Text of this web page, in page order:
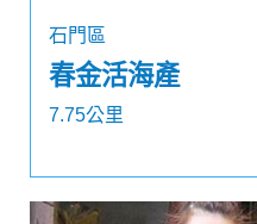
石門區
春金活海產
7.75公里